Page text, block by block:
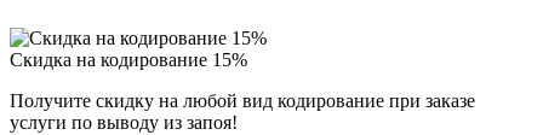
Скидка на кодирование 15%
Получите скидку на любой вид кодирование при заказе
услуги по выводу из запоя!